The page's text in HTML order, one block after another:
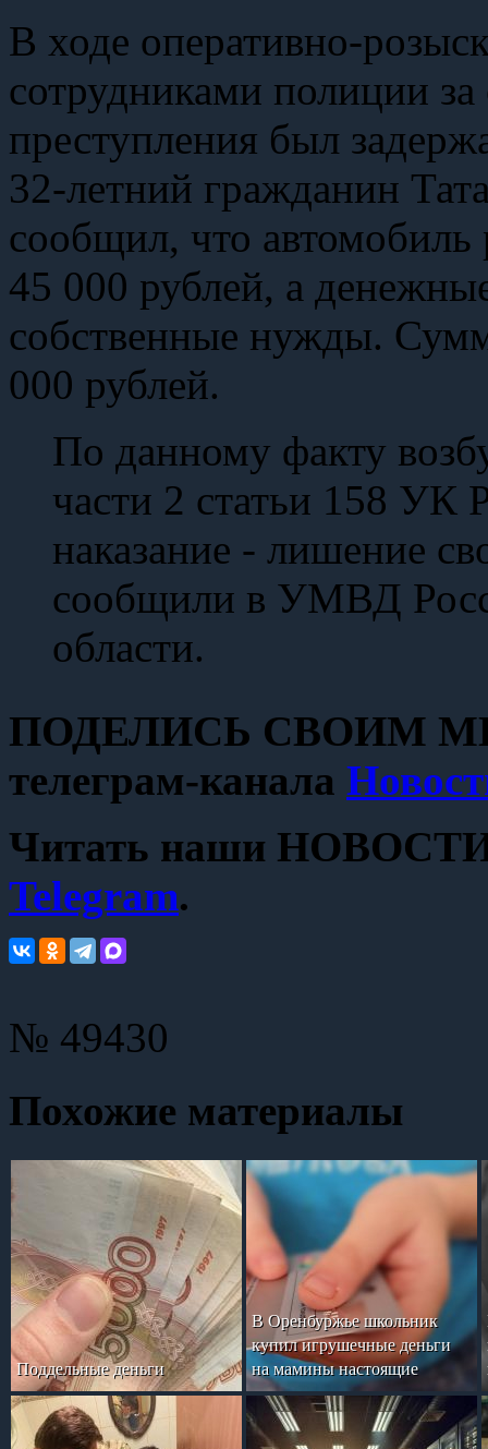
В ходе оперативно-
сотрудниками полиции
преступления был
32-летний гражданин
сообщил, что автомобиль
45 000 рублей, а
собственные нужды.
000 рублей.
По данному факту
части 2 статьи 158
наказание - лишение
сообщили в УМВД
области.
ПОДЕЛИСЬ СВОИМ
телеграм-канала
Читать наши НОВОСТИ
Telegram.
№ 49430
Похожие материалы
Поддельные деньги
В Оренбуржье школьник
купил игрушечные деньги
на мамины настоящие